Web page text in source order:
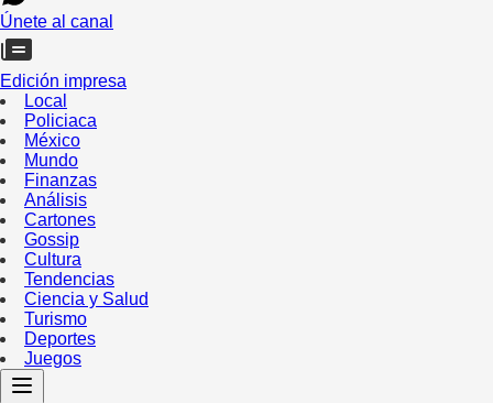
Únete al canal
Edición impresa
Local
Policiaca
México
Mundo
Finanzas
Análisis
Cartones
Gossip
Cultura
Tendencias
Ciencia y Salud
Turismo
Deportes
Juegos